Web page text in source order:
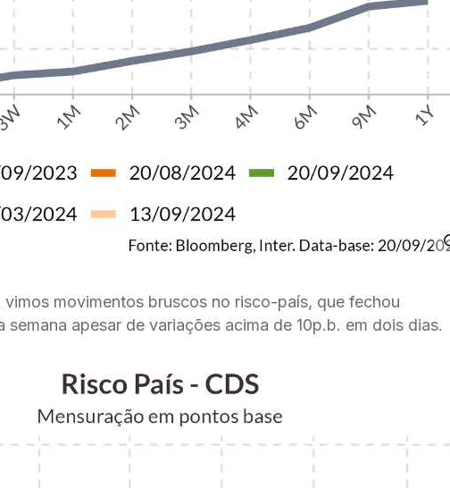
movimentos bruscos no risco-país, que fechou
semana apesar de variações acima de 10p.b. em dois dias.